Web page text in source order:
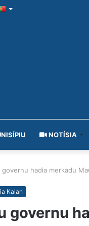
NOTÍSIA
hadia merkadu
Kalan
governu